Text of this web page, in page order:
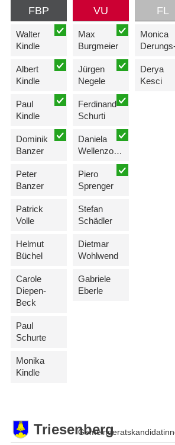
FBP
Walter
Kindle
Albert
Kindle
Paul
Kindle
Dominik
Banzer
Peter
Banzer
Patrick
Volle
Helmut
Büchel
Carole
Diepen-
Beck
Paul
Schurte
Monika
Kindle
VU
Max
Burgmeier
Jürgen
Negele
Ferdinand
Schurti
Daniela
Wellenzohn-Erne
Piero
Sprenger
Stefan
Schädler
Dietmar
Wohlwend
Gabriele
Eberle
FL
Monica
Derungs-
Derya
Kesci
Triesenberg